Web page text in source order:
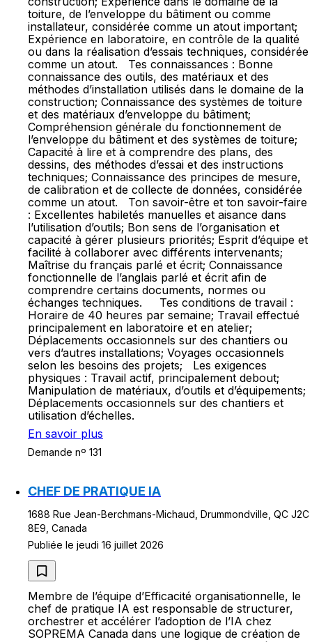
toiture, de l’enveloppe du bâtiment ou comme
installateur, considérée comme un atout important;
Expérience en laboratoire, en contrôle de la qualité
ou dans la réalisation d’essais techniques, considérée
comme un atout. Tes connaissances : Bonne
connaissance des outils, des matériaux et des
méthodes d’installation utilisés dans le domaine de la
construction; Connaissance des systèmes de toiture
et des matériaux d’enveloppe du bâtiment;
Compréhension générale du fonctionnement de
l’enveloppe du bâtiment et des systèmes de toiture;
Capacité à lire et à comprendre des plans, des
dessins, des méthodes d’essai et des instructions
techniques; Connaissance des principes de mesure,
de calibration et de collecte de données, considérée
comme un atout. Ton savoir-être et ton savoir-faire
: Excellentes habiletés manuelles et aisance dans
l’utilisation d’outils; Bon sens de l’organisation et
capacité à gérer plusieurs priorités; Esprit d’équipe et
facilité à collaborer avec différents intervenants;
Maîtrise du français parlé et écrit; Connaissance
fonctionnelle de l’anglais parlé et écrit afin de
comprendre certains documents, normes ou
échanges techniques. Tes conditions de travail :
Horaire de 40 heures par semaine; Travail effectué
principalement en laboratoire et en atelier;
Déplacements occasionnels sur des chantiers ou
vers d’autres installations; Voyages occasionnels
selon les besoins des projets; Les exigences
physiques : Travail actif, principalement debout;
Manipulation de matériaux, d’outils et d’équipements;
Déplacements occasionnels sur des chantiers et
utilisation d’échelles.
En savoir plus
Demande nº 131
CHEF DE PRATIQUE IA
1688 Rue Jean-Berchmans-Michaud, Drummondville, QC J2C
8E9, Canada
Publiée le jeudi 16 juillet 2026
Membre de l’équipe d’Efficacité organisationnelle, le
chef de pratique IA est responsable de structurer,
orchestrer et accélérer l’adoption de l’IA chez
SOPREMA Canada dans une logique de création de